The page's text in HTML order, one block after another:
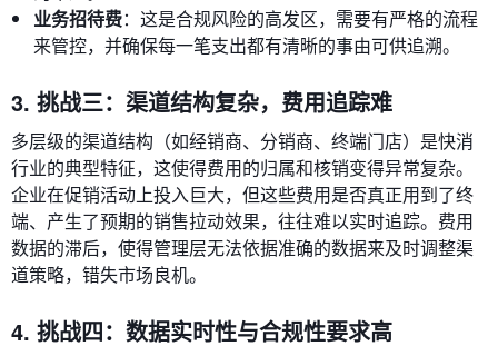
业务招待费：这是合规风险的高发区，需要有严格的流程
来管控，并确保每一笔支出都有清晰的事由可供追溯。
3. 挑战三：渠道结构复杂，费用追踪难
多层级的渠道结构（如经销商、分销商、终端门店）是快消
行业的典型特征，这使得费用的归属和核销变得异常复杂。
企业在促销活动上投入巨大，但这些费用是否真正用到了终
端、产生了预期的销售拉动效果，往往难以实时追踪。费用
数据的滞后，使得管理层无法依据准确的数据来及时调整渠
道策略，错失市场良机。
4. 挑战四：数据实时性与合规性要求高